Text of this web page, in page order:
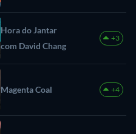
Hora do Jantar
com David Chang
+3
Magenta Coal +4